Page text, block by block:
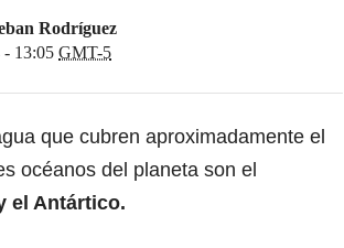
Rodríguez
- 13:05 GMT-5
que cubren aproximadamente el
océanos del planeta son el
el Antártico.